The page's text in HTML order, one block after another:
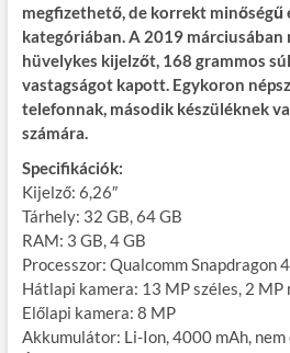
megfizethető, de korrekt minőségű
kategóriában. A 2019
hüvelykes kijelzőt, 168 grammos
vastagságot kapott. Egykoron
telefonnak, második készüléknek
számára.
Specifikációk:
Kijelző: 6,26″
Tárhely: 32 GB, 64 GB
RAM: 3 GB, 4 GB
Processzor: Qualcomm Snapdragon
Hátlapi kamera: 13 MP széles, 2 MP
Előlapi kamera: 8 MP
Akkumulátor: Li-Ion, 4000 mAh,